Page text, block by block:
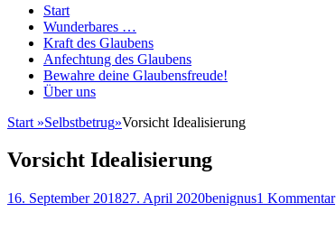
Zum
Inhalt
springen
Start
Wunderbares …
Kraft des Glaubens
Anfechtung des Glaubens
Bewahre deine Glaubensfreude!
Über uns
Start »Selbstbetrug»Vorsicht Idealisierung
Vorsicht Idealisierung
Posted
16. September 201827. April 2020Autor
benignus1 Kommentar